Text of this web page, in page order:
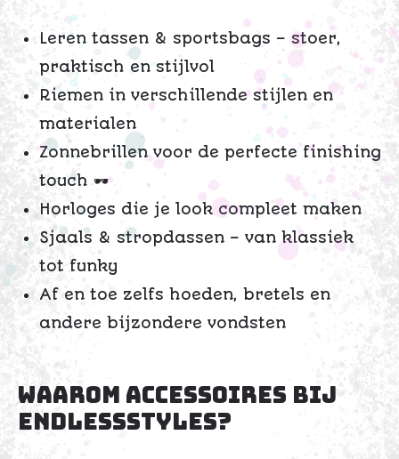
Leren tassen & sportsbags – stoer,
praktisch en stijlvol
Riemen in verschillende stijlen en
materialen
Zonnebrillen voor de perfecte finishing
touch 🕶️
Horloges die je look compleet maken
Sjaals & stropdassen – van klassiek
tot funky
Af en toe zelfs hoeden, bretels en
andere bijzondere vondsten
Waarom accessoires bij
EndlessStyles?